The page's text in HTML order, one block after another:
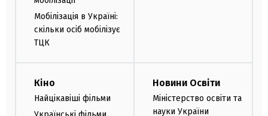
Мобілізація в Україні:
скільки осіб мобілізує
ТЦК
Кіно
Найцікавіші фільми
Новини Освіти
Міністерство освіти та
науки України